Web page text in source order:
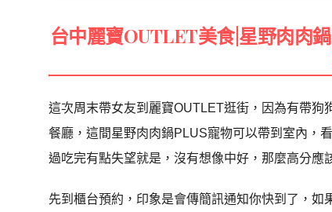
台中麗寶OUTLET美食|星野肉肉
這次周末帶女友到麗寶OUTLET逛街，因為有帶
餐廳，這間星野肉肉鍋PLUS寵物可以帶到室內，
過吃完有點失望就是，沒有想像中好，那麼高分應
先到櫃台預約，印象是會傳簡訊通知你快到了，如